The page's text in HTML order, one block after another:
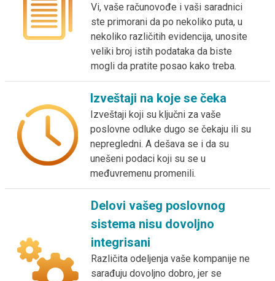
Vi, vaše računovođe i vaši saradnici
ste primorani da po nekoliko puta, u
nekoliko različitih evidencija, unosite
veliki broj istih podataka da biste
mogli da pratite posao kako treba.
Izveštaji na koje se čeka
Izveštaji koji su ključni za vaše
poslovne odluke dugo se čekaju ili su
nepregledni. A dešava se i da su
unešeni podaci koji su se u
međuvremenu promenili.
Delovi vašeg poslovnog
sistema nisu dovoljno
integrisani
Različita odeljenja vaše kompanije ne
sarađuju dovoljno dobro, jer se